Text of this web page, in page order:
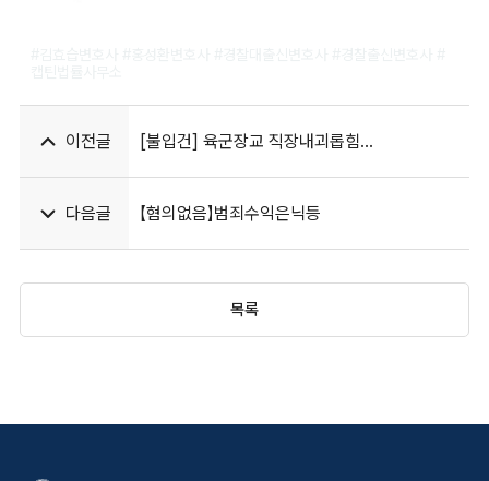
이전글
[불입건] 육군장교 직장내괴롭힘
다음글 【혐의없음】범죄수익은닉등
목록